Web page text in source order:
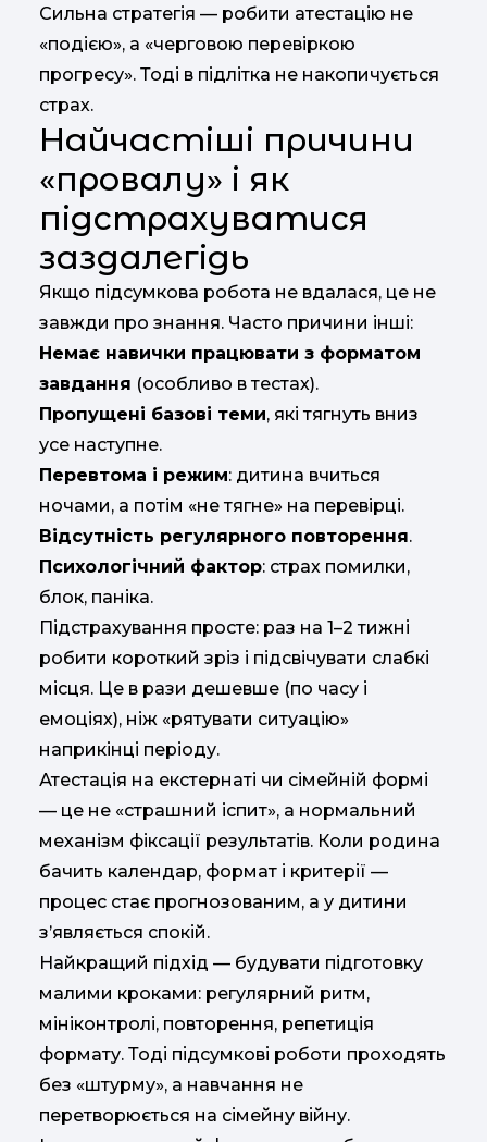
Сильна стратегія — робити атестацію не
«подією», а «черговою перевіркою
прогресу». Тоді в підлітка не накопичується
страх.
Найчастіші причини
«провалу» і як
підстрахуватися
заздалегідь
Якщо підсумкова робота не вдалася, це не
завжди про знання. Часто причини інші:
Немає навички працювати з форматом
завдання (особливо в тестах).
Пропущені базові теми, які тягнуть вниз
усе наступне.
Перевтома і режим: дитина вчиться
ночами, а потім «не тягне» на перевірці.
Відсутність регулярного повторення.
Психологічний фактор: страх помилки,
блок, паніка.
Підстрахування просте: раз на 1–2 тижні
робити короткий зріз і підсвічувати слабкі
місця. Це в рази дешевше (по часу і
емоціях), ніж «рятувати ситуацію»
наприкінці періоду.
Атестація на екстернаті чи сімейній формі
— це не «страшний іспит», а нормальний
механізм фіксації результатів. Коли родина
бачить календар, формат і критерії —
процес стає прогнозованим, а у дитини
з’являється спокій.
Найкращий підхід — будувати підготовку
малими кроками: регулярний ритм,
мініконтролі, повторення, репетиція
формату. Тоді підсумкові роботи проходять
без «штурму», а навчання не
перетворюється на сімейну війну.